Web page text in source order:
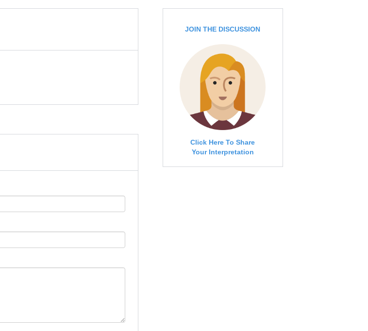
JOIN THE DISCUSSION
Click Here To Share
Your Interpretation